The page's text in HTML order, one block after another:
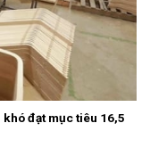
đạt mục tiêu 16,5